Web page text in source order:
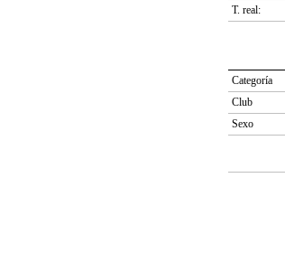
T. real:
Categoría
Club
Sexo